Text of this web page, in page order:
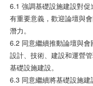
6.1 強調基礎設施建設對
有重要意義，歡迎論壇與
潛力。
6.2 同意繼續推動論壇與會
設計、技術、建設和運營
基礎設施建設。
6.3 同意繼續將基礎設施